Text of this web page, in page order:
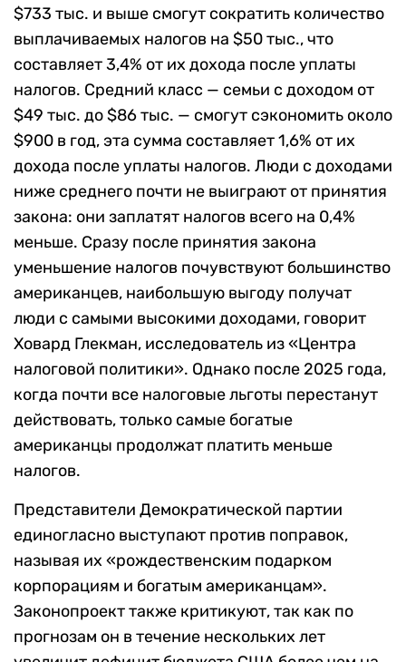
$733 тыс. и выше смогут сократить количество
выплачиваемых налогов на $50 тыс., что
составляет 3,4% от их дохода после уплаты
налогов. Средний класс — семьи с доходом от
$49 тыс. до $86 тыс. — смогут сэкономить около
$900 в год, эта сумма составляет 1,6% от их
дохода после уплаты налогов. Люди с доходами
ниже среднего почти не выиграют от принятия
закона: они заплатят налогов всего на 0,4%
меньше. Сразу после принятия закона
уменьшение налогов почувствуют большинство
американцев, наибольшую выгоду получат
люди с самыми высокими доходами, говорит
Ховард Глекман, исследователь из «Центра
налоговой политики». Однако после 2025 года,
когда почти все налоговые льготы перестанут
действовать, только самые богатые
американцы продолжат платить меньше
налогов.
Представители Демократической партии
единогласно выступают против поправок,
называя их «рождественским подарком
корпорациям и богатым американцам».
Законопроект также критикуют, так как по
прогнозам он в течение нескольких лет